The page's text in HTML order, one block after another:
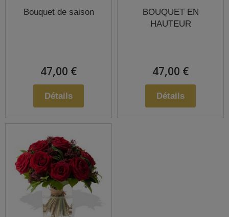
Bouquet de saison
47,00 €
Détails
BOUQUET EN
HAUTEUR
47,00 €
Détails